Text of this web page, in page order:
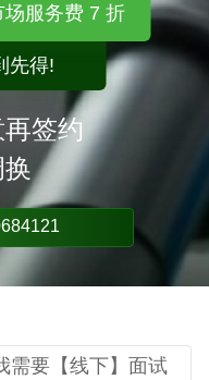
场服务费 7 折
先得!
签约
需要【线下】面试